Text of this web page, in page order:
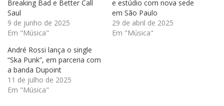
Breaking Bad e Better Call
Saul
9 de junho de 2025
Em "Música"
e estúdio com nova sede
em São Paulo
29 de abril de 2025
Em "Música"
André Rossi lança o single
“Ska Punk”, em parceria com
a banda Dupoint
11 de julho de 2025
Em "Música"